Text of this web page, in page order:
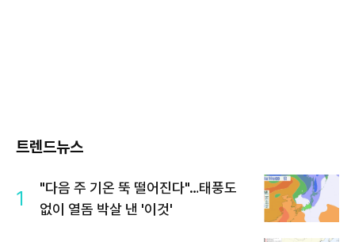
트렌드뉴스
1
"다음 주 기온 뚝 떨어진다"…태풍도
없이 열돔 박살 낸 '이것'